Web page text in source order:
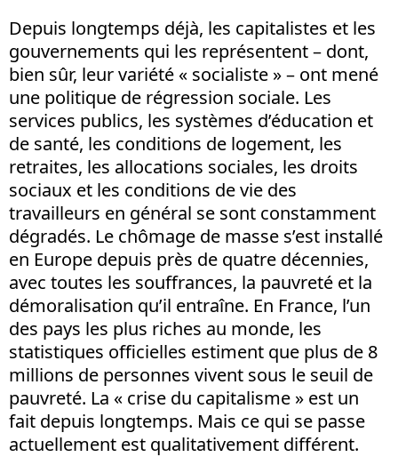
Depuis longtemps déjà, les capitalistes et les
gouvernements qui les représentent – dont,
bien sûr, leur variété « socialiste » – ont mené
une politique de régression sociale. Les
services publics, les systèmes d’éducation et
de santé, les conditions de logement, les
retraites, les allocations sociales, les droits
sociaux et les conditions de vie des
travailleurs en général se sont constamment
dégradés. Le chômage de masse s’est installé
en Europe depuis près de quatre décennies,
avec toutes les souffrances, la pauvreté et la
démoralisation qu’il entraîne. En France, l’un
des pays les plus riches au monde, les
statistiques officielles estiment que plus de 8
millions de personnes vivent sous le seuil de
pauvreté. La « crise du capitalisme » est un
fait depuis longtemps. Mais ce qui se passe
actuellement est qualitativement différent.